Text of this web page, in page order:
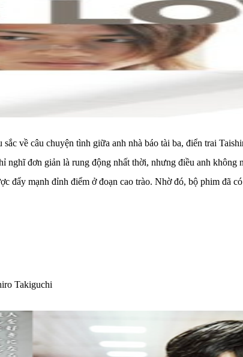
về câu chuyện tình giữa anh nhà báo tài ba, điển trai
đơn giản là rung động nhất thời, nhưng điều anh không
đẩy mạnh đỉnh điểm ở đoạn cao trào. Nhờ đó, bộ phim đã
Takiguchi